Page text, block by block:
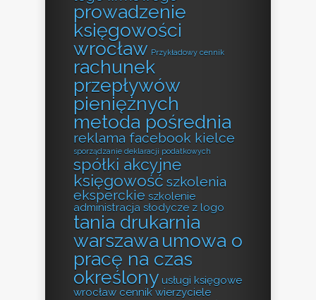
prowadzenie
księgowości
wrocław Przykładowy cennik
rachunek
przepływów
pieniężnych
metoda pośrednia
reklama facebook kielce
sporządzanie deklaracji podatkowych
spółki akcyjne
księgowość szkolenia
eksperckie szkolenie
administracja słodycze z logo
tania drukarnia
warszawa umowa o
pracę na czas
określony usługi księgowe
wrocław cennik wierzyciele